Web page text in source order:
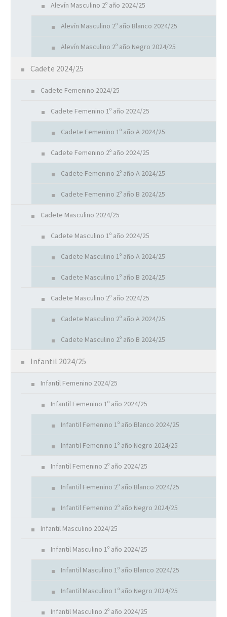
Alevín Masculino 2º año 2024/25
Alevín Masculino 2º año Blanco 2024/25
Alevín Masculino 2º año Negro 2024/25
Cadete 2024/25
Cadete Femenino 2024/25
Cadete Femenino 1º año 2024/25
Cadete Femenino 1º año A 2024/25
Cadete Femenino 2º año 2024/25
Cadete Femenino 2º año A 2024/25
Cadete Femenino 2º año B 2024/25
Cadete Masculino 2024/25
Cadete Masculino 1º año 2024/25
Cadete Masculino 1º año A 2024/25
Cadete Masculino 1º año B 2024/25
Cadete Masculino 2º año 2024/25
Cadete Masculino 2º año A 2024/25
Cadete Masculino 2º año B 2024/25
Infantil 2024/25
Infantil Femenino 2024/25
Infantil Femenino 1º año 2024/25
Infantil Femenino 1º año Blanco 2024/25
Infantil Femenino 1º año Negro 2024/25
Infantil Femenino 2º año 2024/25
Infantil Femenino 2º año Blanco 2024/25
Infantil Femenino 2º año Negro 2024/25
Infantil Masculino 2024/25
Infantil Masculino 1º año 2024/25
Infantil Masculino 1º año Blanco 2024/25
Infantil Masculino 1º año Negro 2024/25
Infantil Masculino 2º año 2024/25